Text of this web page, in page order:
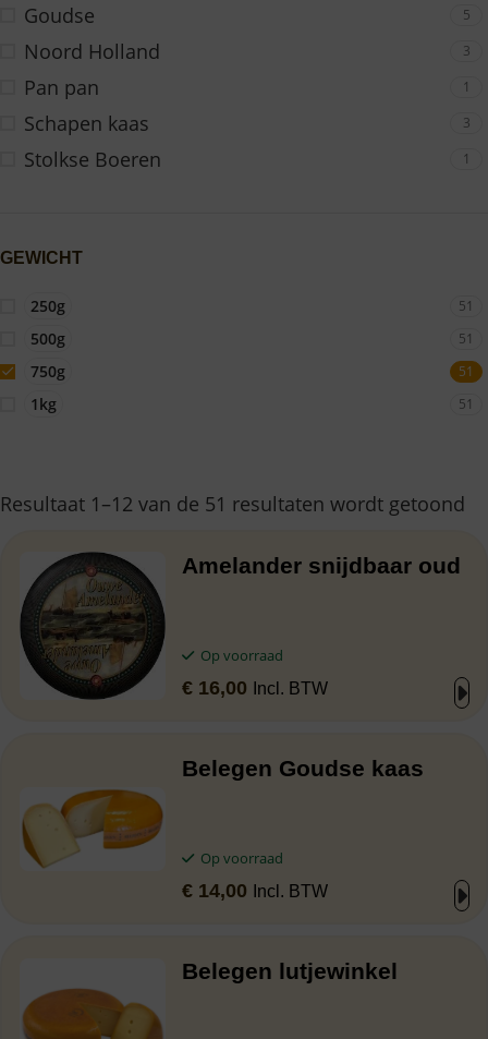
Goudse 5
Noord Holland 3
Pan pan 1
Schapen kaas 3
Stolkse Boeren 1
GEWICHT
250g 51
500g 51
750g 51
1kg 51
Resultaat 1–12 van de 51 resultaten wordt getoond
Amelander snijdbaar oud
Op voorraad
€ 16,00 Incl. BTW
Belegen Goudse kaas
Op voorraad
€ 14,00 Incl. BTW
Belegen lutjewinkel